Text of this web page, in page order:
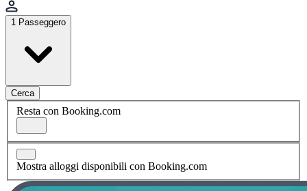
1 Passeggero
Cerca
Resta con Booking.com
Mostra alloggi disponibili con Booking.com